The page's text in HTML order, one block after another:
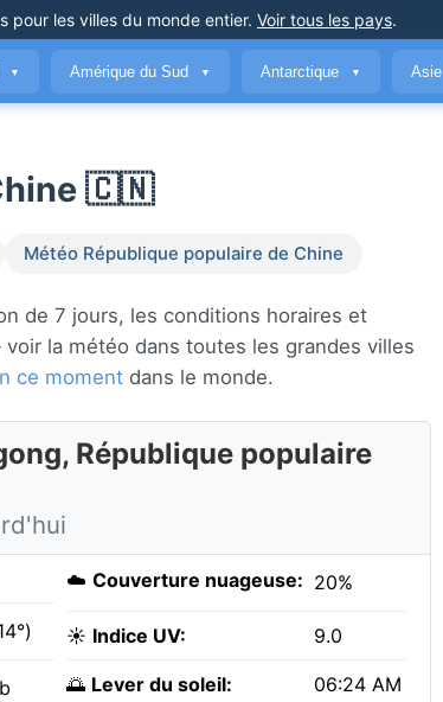
pour les villes du monde entier. Voir tous les pays.
▼ Amérique du Sud ▼ Antarctique ▼ Asie
🇨🇳
Météo République populaire de Chine
de 7 jours, les conditions horaires et
la météo dans toutes les grandes villes
ce moment dans le monde.
République populaire
☁️ Couverture nuageuse: 20%
☀️ Indice UV: 9.0
🌅 Lever du soleil: 06:24 AM